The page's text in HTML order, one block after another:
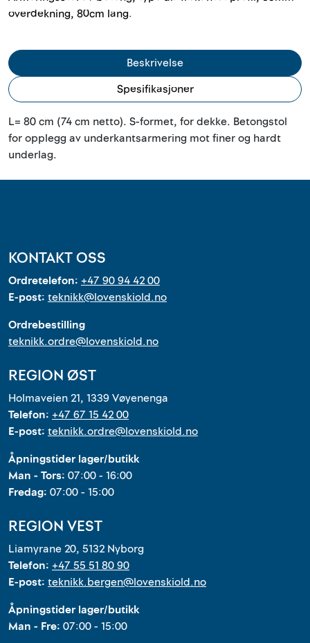
overdekning, 80cm lang.
Beskrivelse
Spesifikasjoner
L= 80 cm (74 cm netto). S-formet, for dekke. Betongstol
for opplegg av underkantsarmering mot finer og hardt
underlag.
KONTAKT OSS
Ordretelefon: +47 90 94 42 00
E-post: teknikk@lovenskiold.no
Ordrebestilling
teknikk.ordre@lovenskiold.no
REGION ØST
Holmaveien 21, 1339 Vøyenenga
Telefon: +47 67 15 42 00
E-post: teknikk.ordre@lovenskiold.no
Åpningstider lager/butikk
Man - Tors: 07:00 - 16:00
Fredag: 07:00 - 15:00
REGION VEST
Liamyrane 20, 5132 Nyborg
Telefon: +47 55 51 80 90
E-post: teknikk.bergen@lovenskiold.no
Åpningstider lager/butikk
Man - Fre: 07:00 - 15:00
Kontakt